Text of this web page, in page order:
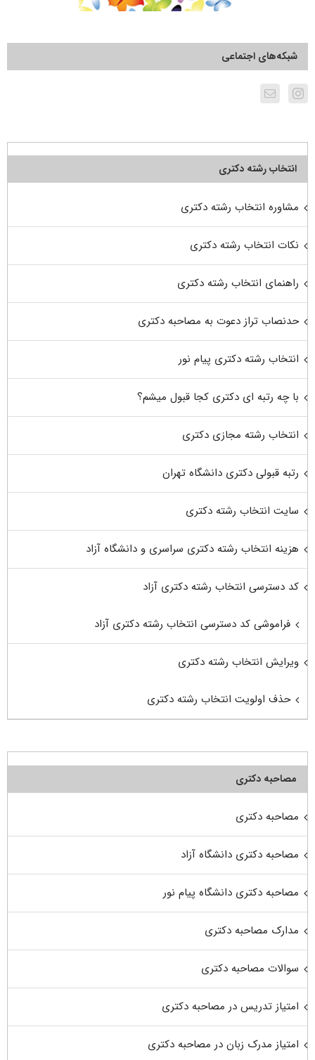
شبکه‌های اجتماعی
انتخاب رشته دکتری
مشاوره انتخاب رشته دکتری
نکات انتخاب رشته دکتری
راهنمای انتخاب رشته دکتری
حدنصاب تراز دعوت به مصاحبه دکتری
انتخاب رشته دکتری پیام نور
با چه رتبه ای دکتری کجا قبول میشم؟
انتخاب رشته مجازی دکتری
رتبه قبولی دکتری دانشگاه تهران
سایت انتخاب رشته دکتری
هزینه انتخاب رشته دکتری سراسری و دانشگاه آزاد
کد دسترسی انتخاب رشته دکتری آزاد
فراموشی کد دسترسی انتخاب رشته دکتری آزاد
ویرایش انتخاب رشته دکتری
حذف اولویت انتخاب رشته دکتری
مصاحبه دکتری
مصاحبه دکتری
مصاحبه دکتری دانشگاه آزاد
مصاحبه دکتری دانشگاه پیام نور
مدارک مصاحبه دکتری
سوالات مصاحبه دکتری
امتیاز تدریس در مصاحبه دکتری
امتیاز مدرک زبان در مصاحبه دکتری